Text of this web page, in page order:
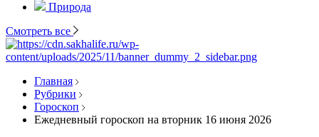
Природа
Смотреть все
Главная
Рубрики
Гороскоп
Ежедневный гороскоп на вторник 16 июня 2026